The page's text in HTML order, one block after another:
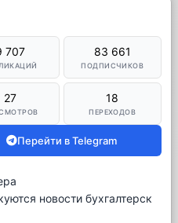
707 83 661
ПОДПИСЧИКОВ
27 18
ПЕРЕХОДОВ
Перейти в Telegram
новости бухгалтерск